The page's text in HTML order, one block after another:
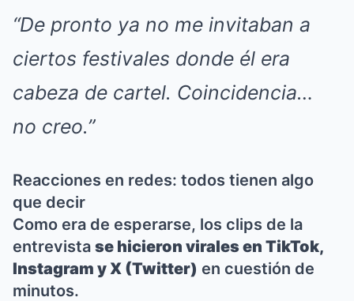
“De pronto ya no me invitaban a
ciertos festivales donde él era
cabeza de cartel. Coincidencia…
no creo.”
Reacciones en redes: todos tienen algo
que decir
Como era de esperarse, los clips de la
entrevista se hicieron virales en TikTok,
Instagram y X (Twitter) en cuestión de
minutos.